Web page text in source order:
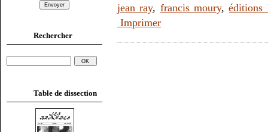
Rechercher
Table de dissection
jean ray, francis moury,éditions
Imprimer